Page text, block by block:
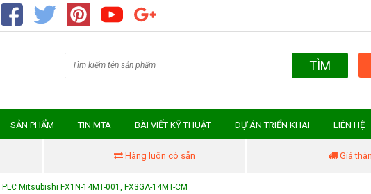
TÌM
SẢN PHẨM TIN MTA BÀI VIẾT KỸ THUẬT DỰ ÁN TRIỂN KHAI LIÊN HỆ
Hàng luôn có sẵn Giá
PLC Mitsubishi FX1N-14MT-001, FX3GA-14MT-CM